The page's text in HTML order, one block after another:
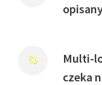
Multi-
czeka